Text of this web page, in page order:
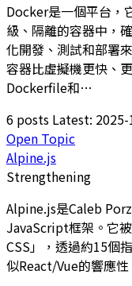
Docker是一個平台，
級、隔離的容器中，
化開發、測試和部署
容器比虛擬機更快、
Dockerfile和…
6 posts Latest:
Open Topic
Alpine.js
Strengthening
Alpine.js是Caleb
JavaScript框架。它
CSS」，透過約15個
似React/Vue的響應